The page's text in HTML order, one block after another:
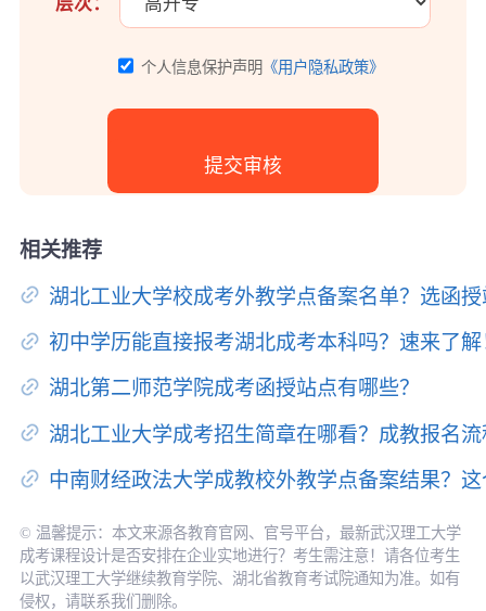
个人信息保护声明 《用户隐私政策》
相关推荐
湖北工业大学校成考外教学点备案名单？选函
初中学历能直接报考湖北成考本科吗？速来了
湖北第二师范学院成考函授站点有哪些？
湖北工业大学成考招生简章在哪看？成教报名
中南财经政法大学成教校外教学点备案结果？
© 温馨提示：本文来源各教育官网、官号平台，最新武汉理工大学
成考课程设计是否安排在企业实地进行？考生需注意！请各位考生
以武汉理工大学继续教育学院、湖北省教育考试院通知为准。如有
侵权，请联系我们删除。